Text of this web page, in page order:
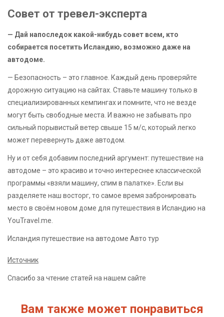
Совет от тревел-эксперта
— Дай напоследок какой-нибудь совет всем, кто
собирается посетить Исландию, возможно даже на
автодоме.
— Безопасность – это главное. Каждый день проверяйте
дорожную ситуацию на сайтах. Ставьте машину только в
специализированных кемпингах и помните, что не везде
могут быть свободные места. И важно не забывать про
сильный порывистый ветер свыше 15 м/с, который легко
может перевернуть даже автодом.
Ну и от себя добавим последний аргумент: путешествие на
автодоме – это красиво и точно интереснее классической
программы «взяли машину, спим в палатке». Если вы
разделяете наш восторг, то самое время забронировать
место в своём новом доме для путешествия в Исландию на
YouTravel.me.
Исландия путешествие на автодоме Авто тур
Источник
Спасибо за чтение статей на нашем сайте
Вам также может понравиться